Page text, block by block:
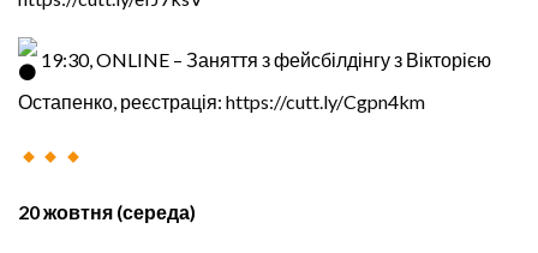
19:30, ONLINE – Заняття з фейсбілдінгу з Вікторією
Остапенко, реєстрація: https://cutt.ly/Cgpn4km
20 жовтня (середа)